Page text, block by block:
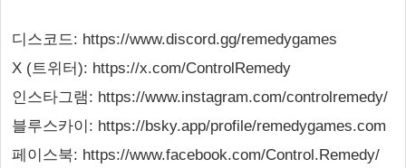
디스코드: https://www.discord.gg/remedygames
X (트위터): https://x.com/ControlRemedy
인스타그램: https://www.instagram.com/controlremedy/
블루스카이: https://bsky.app/profile/remedygames.com
페이스북: https://www.facebook.com/Control.Remedy/